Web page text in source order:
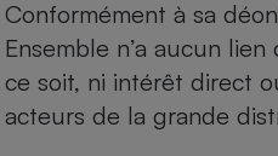
Conformément à sa
Ensemble n’a aucun
ce soit, ni intérêt direct
acteurs de la grande